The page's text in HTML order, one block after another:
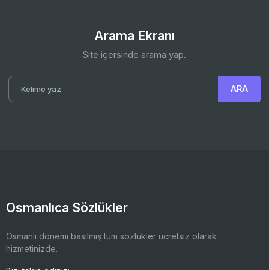
Arama Ekranı
Site içersinde arama yap.
Osmanlıca Sözlükler
Osmanlı dönemi basılmış tüm sözlükler ücretsiz olarak
hizmetinizde.